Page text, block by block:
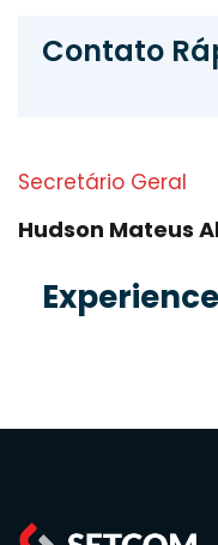
Contato
Secretário Geral
Hudson Mateus